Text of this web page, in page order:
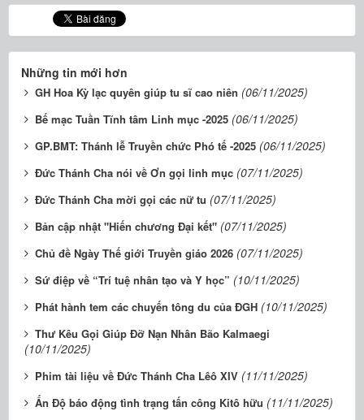
Những tin mới hơn
GH Hoa Kỳ lạc quyên giúp tu sĩ cao niên (06/11/2025)
Bế mạc Tuần Tĩnh tâm Linh mục -2025 (06/11/2025)
GP.BMT: Thánh lễ Truyền chức Phó tế -2025 (06/11/2025)
Đức Thánh Cha nói về Ơn gọi linh mục (07/11/2025)
Đức Thánh Cha mời gọi các nữ tu (07/11/2025)
Bản cập nhật "Hiến chương Đại kết" (07/11/2025)
Chủ đề Ngày Thế giới Truyền giáo 2026 (07/11/2025)
Sứ điệp về “Trí tuệ nhân tạo và Y học” (10/11/2025)
Phát hành tem các chuyến tông du của ĐGH (10/11/2025)
Thư Kêu Gọi Giúp Đỡ Nạn Nhân Bão Kalmaegi
(10/11/2025)
Phim tài liệu về Đức Thánh Cha Lêô XIV (11/11/2025)
Ấn Độ báo động tình trạng tấn công Kitô hữu (11/11/2025)